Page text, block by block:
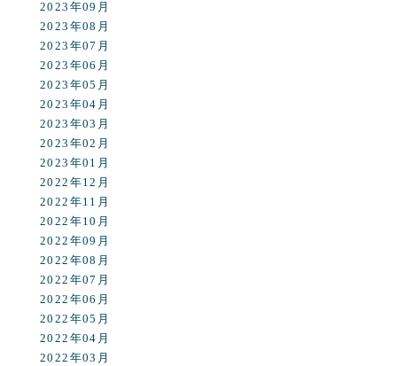
2023年09月
2023年08月
2023年07月
2023年06月
2023年05月
2023年04月
2023年03月
2023年02月
2023年01月
2022年12月
2022年11月
2022年10月
2022年09月
2022年08月
2022年07月
2022年06月
2022年05月
2022年04月
2022年03月